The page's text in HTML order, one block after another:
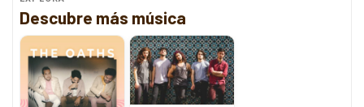
Descubre más música